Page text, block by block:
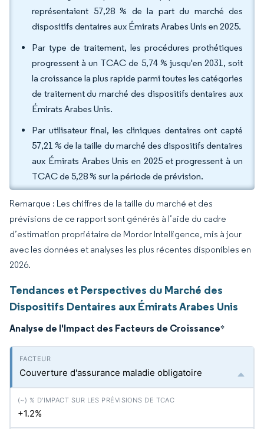
représentaient 57,28 % de la part du marché des
dispositifs dentaires aux Émirats Arabes Unis en 2025.
Par type de traitement, les procédures prothétiques
progressent à un TCAC de 5,74 % jusqu'en 2031, soit
la croissance la plus rapide parmi toutes les catégories
de traitement du marché des dispositifs dentaires aux
Émirats Arabes Unis.
Par utilisateur final, les cliniques dentaires ont capté
57,21 % de la taille du marché des dispositifs dentaires
aux Émirats Arabes Unis en 2025 et progressent à un
TCAC de 5,28 % sur la période de prévision.
Remarque : Les chiffres de la taille du marché et des
prévisions de ce rapport sont générés à l’aide du cadre
d’estimation propriétaire de Mordor Intelligence, mis à jour
avec les données et analyses les plus récentes disponibles en
2026.
Tendances et Perspectives du Marché des
Dispositifs Dentaires aux Émirats Arabes Unis
Analyse de l'Impact des Facteurs de Croissance*
Couverture d'assurance maladie obligatoire
+1.2%